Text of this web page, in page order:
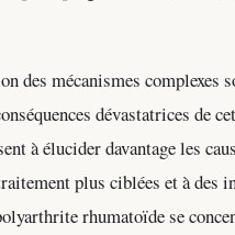
des mécanismes
dévastatrices de
à élucider davantage les
plus ciblées et à des
rhumatoïde se